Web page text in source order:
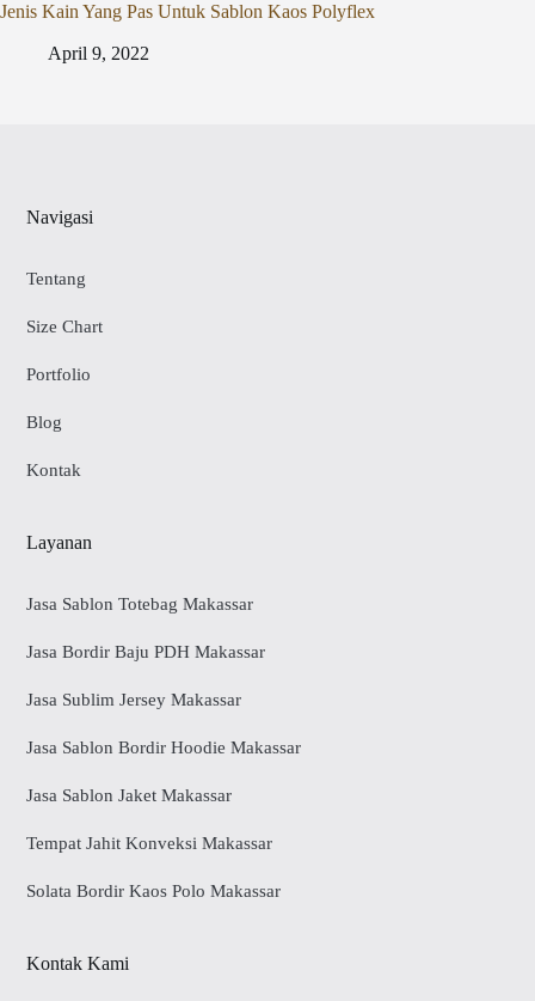
Jenis Kain Yang Pas Untuk Sablon Kaos Polyflex
April 9, 2022
Navigasi
Tentang
Size Chart
Portfolio
Blog
Kontak
Layanan
Jasa Sablon Totebag Makassar
Jasa Bordir Baju PDH Makassar
Jasa Sublim Jersey Makassar
Jasa Sablon Bordir Hoodie Makassar
Jasa Sablon Jaket Makassar
Tempat Jahit Konveksi Makassar
Solata Bordir Kaos Polo Makassar
Kontak Kami